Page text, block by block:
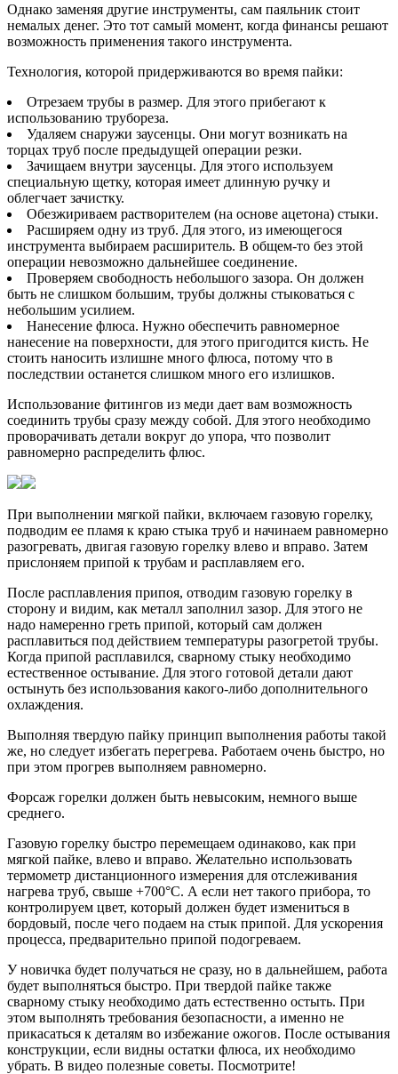
Однако заменяя другие инструменты, сам паяльник стоит
немалых денег. Это тот самый момент, когда финансы решают
возможность применения такого инструмента.
Технология, которой придерживаются во время пайки:
Отрезаем трубы в размер. Для этого прибегают к
использованию трубореза.
Удаляем снаружи заусенцы. Они могут возникать на
торцах труб после предыдущей операции резки.
Зачищаем внутри заусенцы. Для этого используем
специальную щетку, которая имеет длинную ручку и
облегчает зачистку.
Обезжириваем растворителем (на основе ацетона) стыки.
Расширяем одну из труб. Для этого, из имеющегося
инструмента выбираем расширитель. В общем-то без этой
операции невозможно дальнейшее соединение.
Проверяем свободность небольшого зазора. Он должен
быть не слишком большим, трубы должны стыковаться с
небольшим усилием.
Нанесение флюса. Нужно обеспечить равномерное
нанесение на поверхности, для этого пригодится кисть. Не
стоить наносить излишне много флюса, потому что в
последствии останется слишком много его излишков.
Использование фитингов из меди дает вам возможность
соединить трубы сразу между собой. Для этого необходимо
проворачивать детали вокруг до упора, что позволит
равномерно распределить флюс.
При выполнении мягкой пайки, включаем газовую горелку,
подводим ее пламя к краю стыка труб и начинаем равномерно
разогревать, двигая газовую горелку влево и вправо. Затем
прислоняем припой к трубам и расплавляем его.
После расплавления припоя, отводим газовую горелку в
сторону и видим, как металл заполнил зазор. Для этого не
надо намеренно греть припой, который сам должен
расплавиться под действием температуры разогретой трубы.
Когда припой расплавился, сварному стыку необходимо
естественное остывание. Для этого готовой детали дают
остынуть без использования какого-либо дополнительного
охлаждения.
Выполняя твердую пайку принцип выполнения работы такой
же, но следует избегать перегрева. Работаем очень быстро, но
при этом прогрев выполняем равномерно.
Форсаж горелки должен быть невысоким, немного выше
среднего.
Газовую горелку быстро перемещаем одинаково, как при
мягкой пайке, влево и вправо. Желательно использовать
термометр дистанционного измерения для отслеживания
нагрева труб, свыше +700°C. А если нет такого прибора, то
контролируем цвет, который должен будет измениться в
бордовый, после чего подаем на стык припой. Для ускорения
процесса, предварительно припой подогреваем.
У новичка будет получаться не сразу, но в дальнейшем, работа
будет выполняться быстро. При твердой пайке также
сварному стыку необходимо дать естественно остыть. При
этом выполнять требования безопасности, а именно не
прикасаться к деталям во избежание ожогов. После остывания
конструкции, если видны остатки флюса, их необходимо
убрать. В видео полезные советы. Посмотрите!